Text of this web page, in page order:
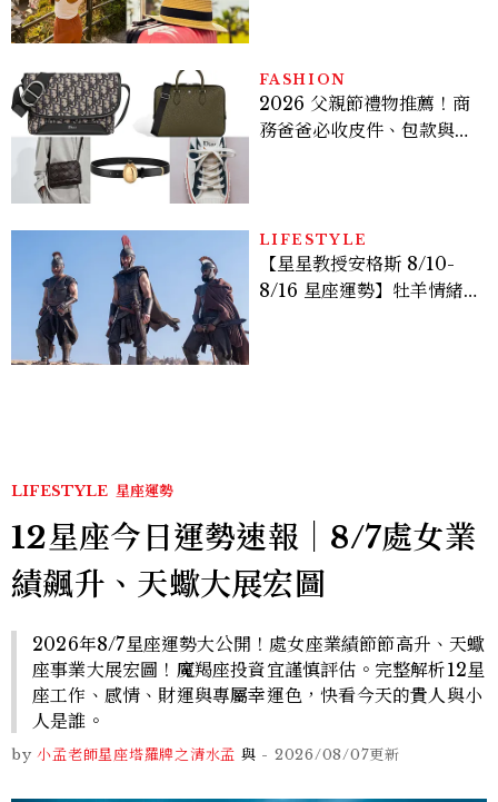
FASHION
2026 父親節禮物推薦！商
務爸爸必收皮件、包款與鞋
LIFESTYLE
【星星教授安格斯 8/10-
8/16 星座運勢】牡羊情緒
LIFESTYLE 星座運勢
12星座今日運勢速報｜8/7處女業
績飆升、天蠍大展宏圖
2026年8/7星座運勢大公開！處女座業績節節高升、天蠍
座事業大展宏圖！魔羯座投資宜謹慎評估。完整解析12星
座工作、感情、財運與專屬幸運色，快看今天的貴人與小
人是誰。
by 小孟老師星座塔羅牌之清水孟 與 - 2026/08/07更新